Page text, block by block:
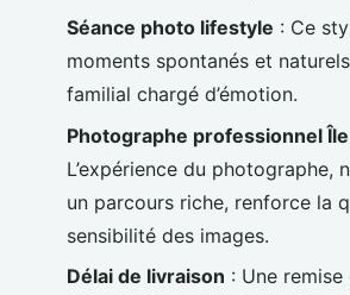
Séance photo lifestyle : Ce
moments spontanés et
familial chargé d’émotion.
Photographe professionnel
L’expérience du photographe,
un parcours riche, renforce la
sensibilité des images.
Délai de livraison : Une